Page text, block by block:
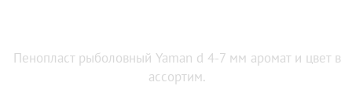
Пенопласт рыболовный Yaman d 4-7 мм аромат и цвет в
ассортим.